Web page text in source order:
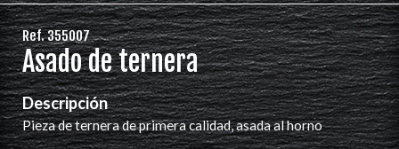
Ref. 355007
Asado de ternera
Descripción
Pieza de ternera de primera calidad, asada al horno